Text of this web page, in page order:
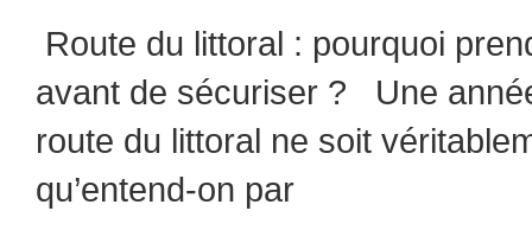
Route du littoral : pourquoi
avant de sécuriser ? Une
route du littoral ne soit
qu’entend-on par